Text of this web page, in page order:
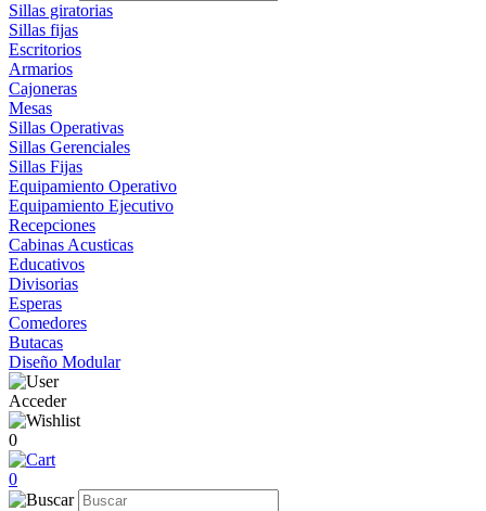
Sillas giratorias
Sillas fijas
Escritorios
Armarios
Cajoneras
Mesas
Sillas Operativas
Sillas Gerenciales
Sillas Fijas
Equipamiento Operativo
Equipamiento Ejecutivo
Recepciones
Cabinas Acusticas
Educativos
Divisorias
Esperas
Comedores
Butacas
Diseño Modular
Acceder
0
0